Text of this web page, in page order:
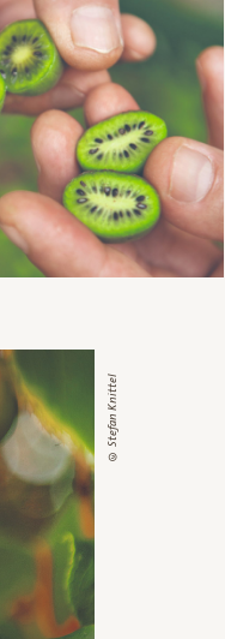
© Stefan Knittel